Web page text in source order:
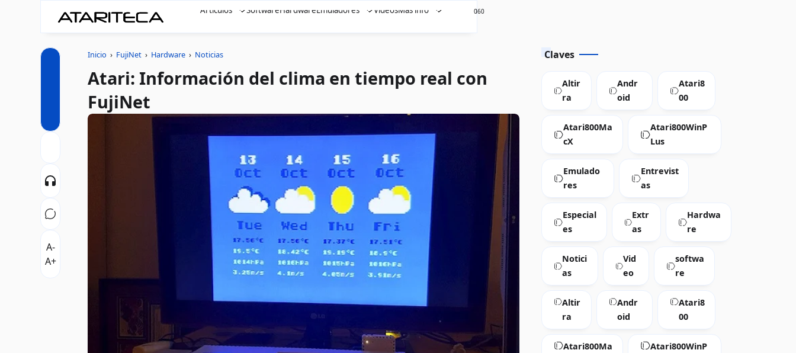
Artículos SoftwareHardwareEmuladores VideosMás info 460
0
Inicio › FujiNet › Hardware › Noticias
Atari: Información del clima en tiempo real con
FujiNet
Claves
Altir
ra
Andr
oid
Atari8
00
Atari800Ma
cX
Atari800WinP
Lus
Emulado
res
Entrevist
as
Especial
es
Extr
as
Hardwa
re
Notici
as
Vid
eo
softwa
re
Altir
ra
Andr
oid
Atari8
00
Atari800Ma
Atari800WinP